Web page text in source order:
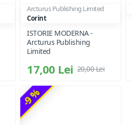
Arcturus Publishing Limited
Corint
ISTORIE MODERNA -
Arcturus Publishing
Limited
17,00 Lei 20,00 Lei
-9 %